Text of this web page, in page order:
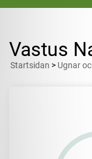
Vastus
Startsidan > Ugnar